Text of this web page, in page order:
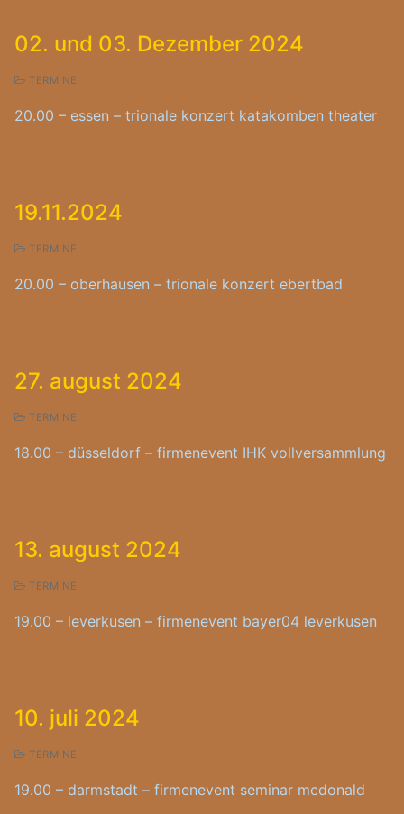
02. und 03. Dezember 2024
TERMINE
20.00 – essen – trionale konzert katakomben theater
19.11.2024
TERMINE
20.00 – oberhausen – trionale konzert ebertbad
27. august 2024
TERMINE
18.00 – düsseldorf – firmenevent IHK vollversammlung
13. august 2024
TERMINE
19.00 – leverkusen – firmenevent bayer04 leverkusen
10. juli 2024
TERMINE
19.00 – darmstadt – firmenevent seminar mcdonald